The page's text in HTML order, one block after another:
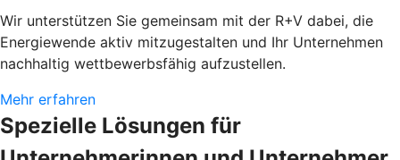
Wir unterstützen Sie gemeinsam mit der R+V dabei, die
Energiewende aktiv mitzugestalten und Ihr Unternehmen
nachhaltig wettbewerbsfähig aufzustellen.
Mehr erfahren
Spezielle Lösungen für